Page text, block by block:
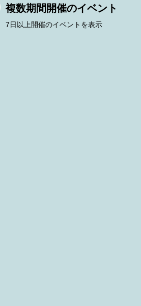
複数期間開催のイベント
7日以上開催のイベントを表示